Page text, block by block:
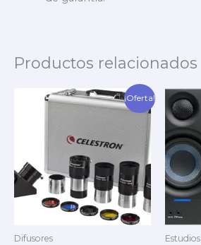
Productos relacionados
¡Oferta!
Difusores
El
precio
$450.00.
El
precio
es:
$349.95.
Estudios